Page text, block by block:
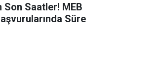
Saatler! MEB
Süre